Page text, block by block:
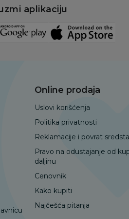
aplikaciju
Online prodaja
Uslovi korišćenja
Politika privatnosti
Reklamacije i povrat
Pravo na odustajanje od
daljinu
Cenovnik
Kako kupiti
Najčešća pitanja